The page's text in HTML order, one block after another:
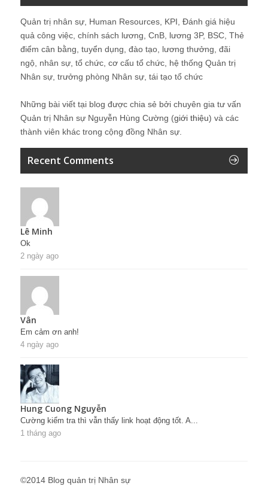
Quản trị nhân sự, Human Resources, KPI, Đánh giá hiệu
quả công việc, chính sách lương, CnB, lương 3P, BSC, Thẻ
điểm cân bằng, tuyển dụng, đào tạo, lương thưởng, đãi
ngộ, nhân sự, tổ chức, cơ cấu tổ chức, hệ thống Quản trị
Nhân sự, trưởng phòng Nhân sự, tái tạo tổ chức
Những bài viết tại blog được chia sẻ bởi chuyên gia tư vấn
Quản trị Nhân sự Nguyễn Hùng Cường (giới thiệu) và các
thành viên khác trong cộng đồng Nhân sự.
Recent Comments
Lê Minh
Ok
2 ngày ago
Vân
Em cảm ơn anh!
4 ngày ago
Hung Cuong Nguyễn
Cường kiểm tra thì vẫn thấy link hoạt động tốt. A...
1 tháng ago
©2014 Blog quản trị Nhân sự